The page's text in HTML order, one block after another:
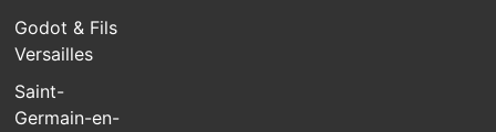
Godot & Fils
Versailles
Saint-
Germain-en-